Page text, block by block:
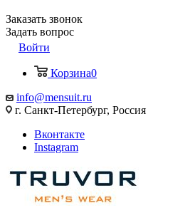
Заказать звонок
Задать вопрос
Войти
Корзина0
info@mensuit.ru
г. Санкт-Петербург, Россия
Вконтакте
Instagram